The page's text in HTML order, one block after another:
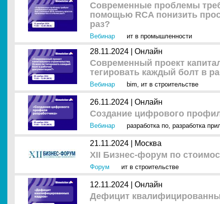
Современные проблемы
помощью RCA понизить
раз?
Вебинар ит в промышленности
28.11.2024 | Онлайн
Современный проект
тегировать каждый болт в
Вебинар bim, ит в строительстве
26.11.2024 | Онлайн
Создание цифрового
Вебинар разработка по, разработка
21.11.2024 | Москва
XII Бизнес-форум по
Форум ит в строительстве
12.11.2024 | Онлайн
Дефицит